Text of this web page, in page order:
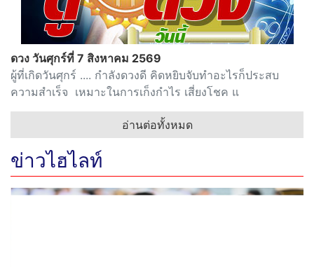
ดวง วันศุกร์ที่ 7 สิงหาคม 2569
ผู้ที่เกิดวันศุกร์ .... กำลังดวงดี คิดหยิบจับทำอะไรก็ประสบ
ความสำเร็จ เหมาะในการเก็งกำไร เสี่ยงโชค แ
อ่านต่อทั้งหมด
ข่าวไฮไลท์